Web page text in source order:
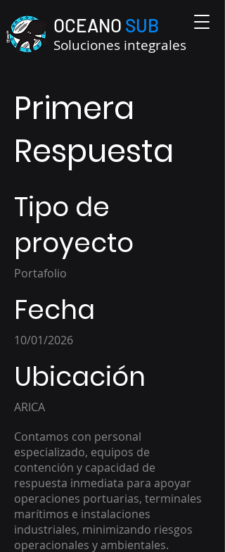
OCEANO SUB
Soluciones integrales
Primera
Respuesta
Tipo de
proyecto
Portafolio
Fecha
10/01/2026
Ubicación
ARICA
Contamos con personal
especializado, equipos de
contención y capacidad de
respuesta inmediata para apoyar
operaciones portuarias, terminales
marítimos e instalaciones
industriales, minimizando riesgos
operacionales y ambientales.